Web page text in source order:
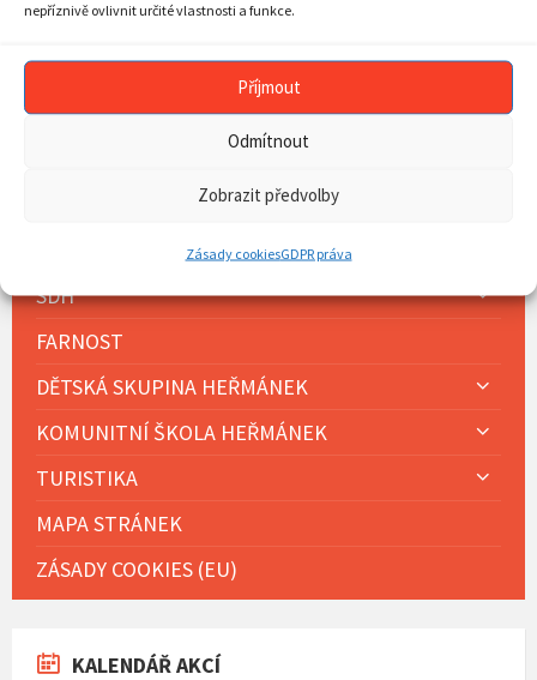
nepříznivě ovlivnit určité vlastnosti a funkce.
Příjmout
Odmítnout
Zobrazit předvolby
Zásady cookiesGDPR práva
AKTUALITY
PLÁN AKCÍ
MOBILNÍ ROZHLAS
SOUČASNOST OBCE
SDH
FARNOST
DĚTSKÁ SKUPINA HEŘMÁNEK
KOMUNITNÍ ŠKOLA HEŘMÁNEK
TURISTIKA
MAPA STRÁNEK
ZÁSADY COOKIES (EU)
KALENDÁŘ AKCÍ